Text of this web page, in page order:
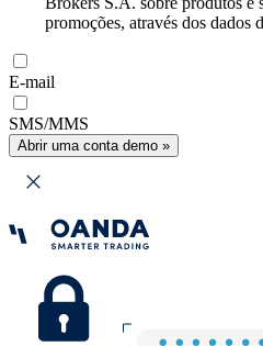
promoções, através dos dados
E-mail
SMS/MMS
Abrir uma conta demo »